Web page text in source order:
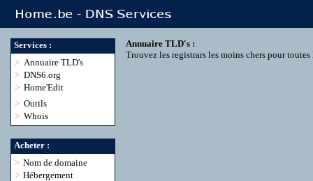
Services :
> Annuaire TLD's
> DNS6.org
> Home'Edit
> Outils
> Whois
Acheter :
> Nom de domaine
> Hébergement
Annuaire TLD's :
Trouvez les registrars les moins chers pour